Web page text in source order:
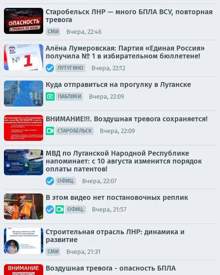
Старобельск ЛНР — много БПЛА ВСУ, повторная
тревога
СМИ Вчера, 22:46
Алёна Лумеровская: Партия «Единая Россия»
получила № 1 в избирательном бюллетене!
ЛУТУГИНО Вчера, 22:12
Куда отправиться на прогулку в Луганске
ПАБЛИКИ Вчера, 22:09
ВНИМАНИЕ!!!. Воздушная тревога сохраняется!
СТАРОБЕЛЬСК Вчера, 22:09
МВД по Луганской Народной Республике
напоминает: с 10 августа изменится порядок
оплаты патентов!
ОФИЦ. Вчера, 22:07
В этом видео нет постановочных реплик
ОФИЦ. Вчера, 21:57
Строительная отрасль ЛНР: динамика и
развитие
СМИ Вчера, 21:31
Воздушная тревога - опасность БПЛА